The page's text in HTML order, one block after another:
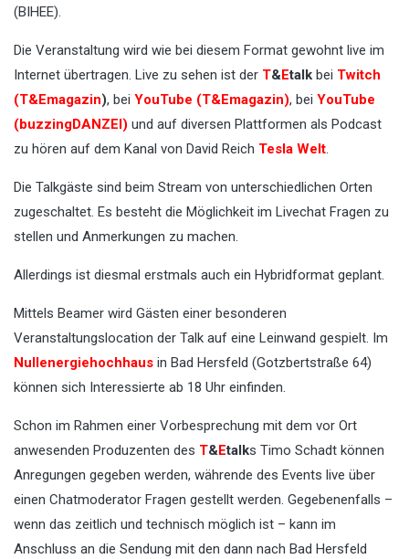
(BIHEE).
Die Veranstaltung wird wie bei diesem Format gewohnt live im
Internet übertragen. Live zu sehen ist der T&Etalk bei Twitch
(T&Emagazin), bei YouTube (T&Emagazin), bei YouTube
(buzzingDANZEI) und auf diversen Plattformen als Podcast
zu hören auf dem Kanal von David Reich Tesla Welt.
Die Talkgäste sind beim Stream von unterschiedlichen Orten
zugeschaltet. Es besteht die Möglichkeit im Livechat Fragen zu
stellen und Anmerkungen zu machen.
Allerdings ist diesmal erstmals auch ein Hybridformat geplant.
Mittels Beamer wird Gästen einer besonderen
Veranstaltungslocation der Talk auf eine Leinwand gespielt. Im
Nullenergiehochhaus in Bad Hersfeld (Gotzbertstraße 64)
können sich Interessierte ab 18 Uhr einfinden.
Schon im Rahmen einer Vorbesprechung mit dem vor Ort
anwesenden Produzenten des T&Etalks Timo Schadt können
Anregungen gegeben werden, währende des Events live über
einen Chatmoderator Fragen gestellt werden. Gegebenenfalls –
wenn das zeitlich und technisch möglich ist – kann im
Anschluss an die Sendung mit den dann nach Bad Hersfeld